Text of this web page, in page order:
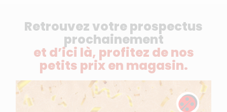
Retrouvez votre prospectus
prochainement
et d’ici là, profitez de nos
petits prix en magasin.